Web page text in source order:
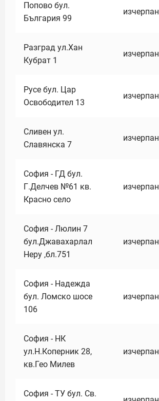
Попово бул.
България 99
изчерпан
Разград ул.Хан
Кубрат 1
изчерпан
Русе бул. Цар
Освободител 13
изчерпан
Сливен ул.
Славянска 7
изчерпан
София - ГД бул.
Г.Делчев №61 кв.
Красно село
изчерпан
София - Люлин 7
бул.Джавахарлал
Неру ,бл.751
изчерпан
София - Надежда
бул. Ломско шосе
106
изчерпан
София - НК
ул.Н.Коперник 28,
кв.Гео Милев
изчерпан
София - ТУ бул. Св.